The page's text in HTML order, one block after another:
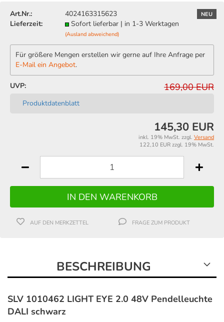
NEU
Art.Nr.:
4024163315623
Lieferzeit:
Sofort lieferbar | in 1-3 Werktagen
(Ausland abweichend)
Für größere Mengen erstellen wir gerne auf Ihre Anfrage per
E-Mail ein Angebot.
UVP: 169,00 EUR
Produktdatenblatt
145,30 EUR
inkl. 19% MwSt. zzgl. Versand
122,10 EUR zzgl. 19% MwSt.
AUF DEN MERKZETTEL FRAGE ZUM PRODUKT
BESCHREIBUNG
SLV 1010462 LIGHT EYE 2.0 48V Pendelleuchte
DALI schwarz